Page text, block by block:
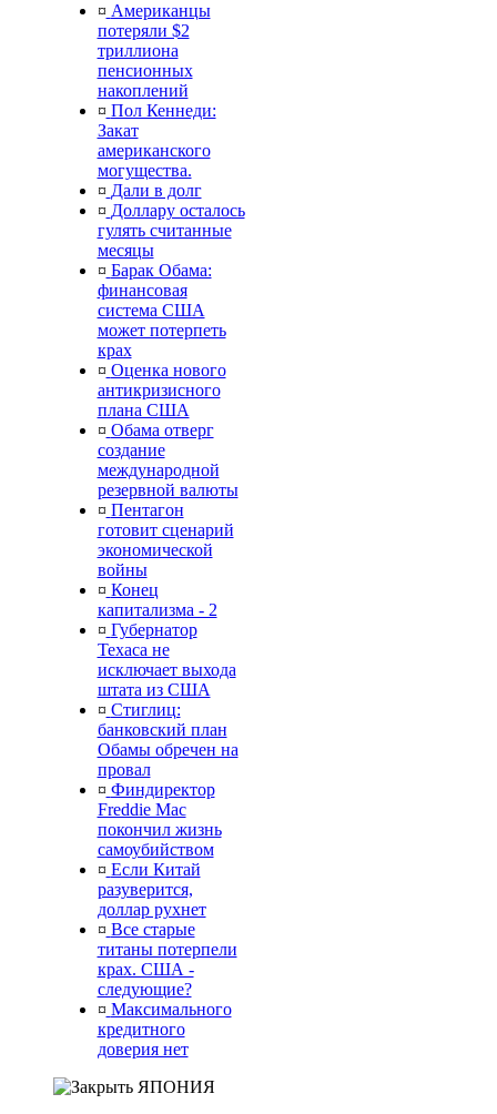
¤ Американцы
потеряли $2
триллиона
пенсионных
накоплений
¤ Пол Кеннеди:
Закат
американского
могущества.
¤ Дали в долг
¤ Доллару осталось
гулять считанные
месяцы
¤ Барак Обама:
финансовая
система США
может потерпеть
крах
¤ Оценка нового
антикризисного
плана США
¤ Обама отверг
создание
международной
резервной валюты
¤ Пентагон
готовит сценарий
экономической
войны
¤ Конец
капитализма - 2
¤ Губернатор
Техаса не
исключает выхода
штата из США
¤ Стиглиц:
банковский план
Обамы обречен на
провал
¤ Финдиректор
Freddie Mac
покончил жизнь
самоубийством
¤ Если Китай
разуверится,
доллар рухнет
¤ Все старые
титаны потерпели
крах. США -
следующие?
¤ Максимального
кредитного
доверия нет
ЯПОНИЯ